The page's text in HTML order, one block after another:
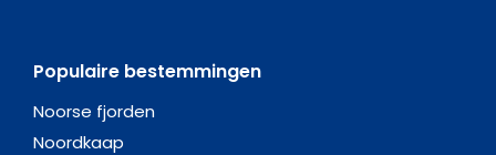
Populaire bestemmingen
Noorse fjorden
Noordkaap